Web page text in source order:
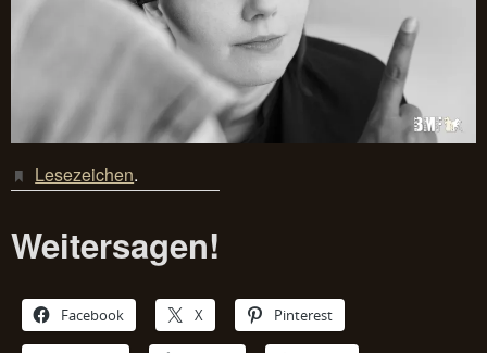
Lesezeichen.
Weitersagen!
Facebook X Pinterest